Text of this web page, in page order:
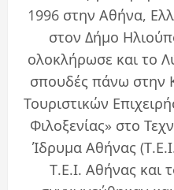
1996 στην Αθήνα,
στον Δήμο
ολοκλήρωσε και το
σπουδές πάνω στην
Τουριστικών
Φιλοξενίας» στο
Ίδρυμα Αθήνας
Τ.Ε.Ι. Αθήνας και